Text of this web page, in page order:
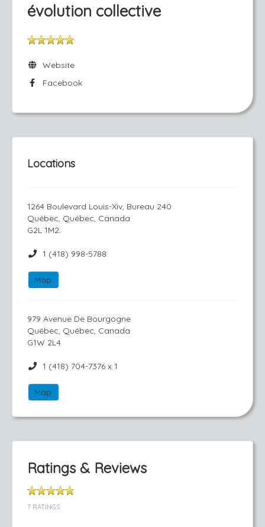
évolution collective
Website
Facebook
Locations
1264 Boulevard Louis-Xiv, Bureau 240
Québec, Québec, Canada
G2L 1M2.
1 (418) 998-5788
Map
979 Avenue De Bourgogne
Québec, Québec, Canada
G1W 2L4
1 (418) 704-7376 x 1
Map
Ratings & Reviews
7 RATINGS